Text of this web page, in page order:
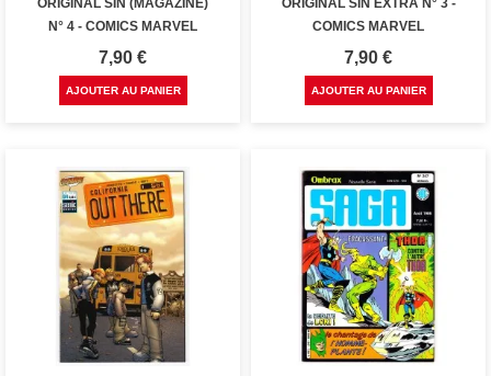
N° 4 - COMICS MARVEL
Prix
7,90 €
AJOUTER AU PANIER
COMICS MARVEL
Prix
7,90 €
AJOUTER AU PANIER